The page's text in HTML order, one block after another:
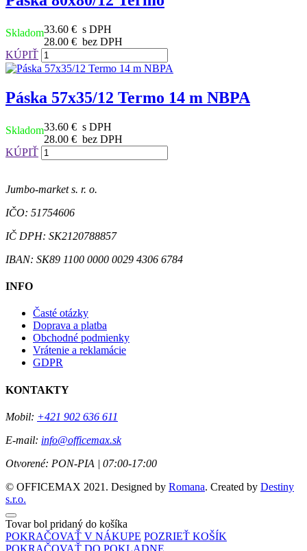
Skladom33.60 € s DPH
28.00 € bez DPH
KÚPIŤ
Páska 57x35/12 Termo 14 m NBPA
Skladom33.60 € s DPH
28.00 € bez DPH
KÚPIŤ
Jumbo-market s. r. o.
IČO: 51754606
IČ DPH: SK2120788857
IBAN: SK89 1100 0000 0029 4306 6784
INFO
Časté otázky
Doprava a platba
Obchodné podmienky
Vrátenie a reklamácie
GDPR
KONTAKTY
Mobil: +421 902 636 611
E-mail: info@officemax.sk
Otvorené: PON-PIA | 07:00-17:00
© OFFICEMAX 2021. Designed by Romana. Created by Destiny
s.r.o.
Tovar bol pridaný do košíka
POKRAČOVAŤ V NÁKUPE POZRIEŤ KOŠÍK
POKRAČOVAŤ DO POKLADNE